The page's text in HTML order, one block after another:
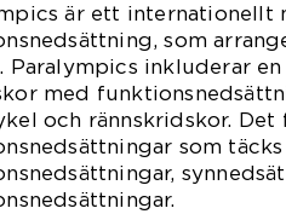
är ett
som
Paralympics inkluderar
med
och rännskridskor.
som